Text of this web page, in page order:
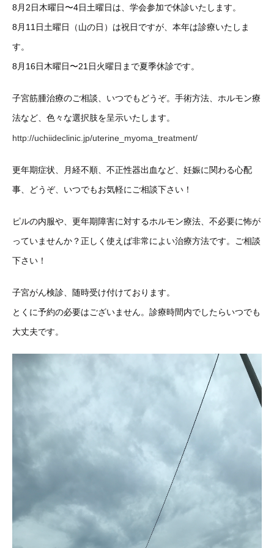
8月2日木曜日〜4日土曜日は、学会参加で休診いたします。
8月11日土曜日（山の日）は祝日ですが、本年は診療いたしま
す。
8月16日木曜日〜21日火曜日まで夏季休診です。
子宮筋腫治療のご相談、いつでもどうぞ。手術方法、ホルモン療
法など、色々な選択肢を呈示いたします。
http://uchiideclinic.jp/uterine_myoma_treatment/
更年期症状、月経不順、不正性器出血など、妊娠に関わる心配
事、どうぞ、いつでもお気軽にご相談下さい！
ピルの内服や、更年期障害に対するホルモン療法、不必要に怖が
っていませんか？正しく使えば非常によい治療方法です。ご相談
下さい！
子宮がん検診、随時受け付けております。
とくに予約の必要はございません。診療時間内でしたらいつでも
大丈夫です。